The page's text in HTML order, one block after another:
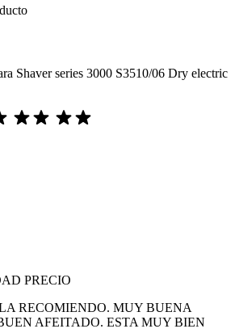
Shaver series 3000 S3510/06 Dry electric
PRECIO
RECOMIENDO. MUY BUENA
AFEITADO. ESTA MUY BIEN